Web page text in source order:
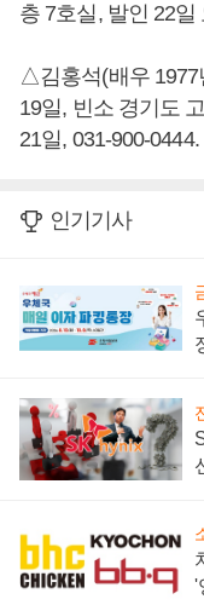
층 7호실, 발인 22일
△김홍석(배우 1977
19일, 빈소 경기도
21일, 031-900-0444.
인기기사
'